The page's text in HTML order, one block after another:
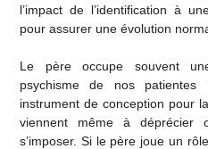
l’impact de l’identification à
pour assurer une évolution
Le père occupe souvent
psychisme de nos
instrument de conception pour
viennent même à déprécier
s’imposer. Si le père joue un